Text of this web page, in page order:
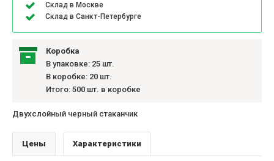
Склад в Москве
Склад в Санкт-Петербурге
Коробка
В упаковке: 25 шт.
В коробке: 20 шт.
Итого: 500 шт. в коробке
Двухслойный черный стаканчик
Цены Характеристики